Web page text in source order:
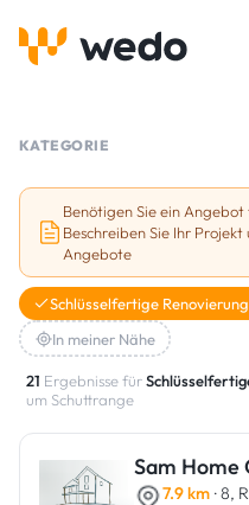
Referenzen
Förderungen &
Stellenbörse
Sind Sie Handwerker?
Einloggen
KATEGORIE
Benötigen Sie ein Angebot
Beschreiben Sie Ihr
Angebote
Schlüsselfertige Renovierung
In meiner Nähe
21 Ergebnisse für
um Schuttrange
Sam Home
7.9 km · 8,